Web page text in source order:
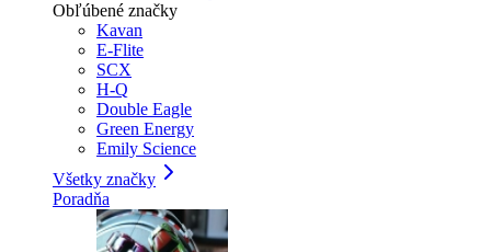
Obľúbené značky
Kavan
E-Flite
SCX
H-Q
Double Eagle
Green Energy
Emily Science
Všetky značky
Poradňa